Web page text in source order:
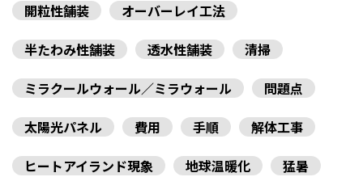
開粒性舗装
オーバーレイ工法
半たわみ性舗装
透水性舗装
清掃
ミラクールウォール／ミラウォール
問題点
太陽光パネル
費用 手順
解体工事
ヒートアイランド現象
地球温暖化
猛暑